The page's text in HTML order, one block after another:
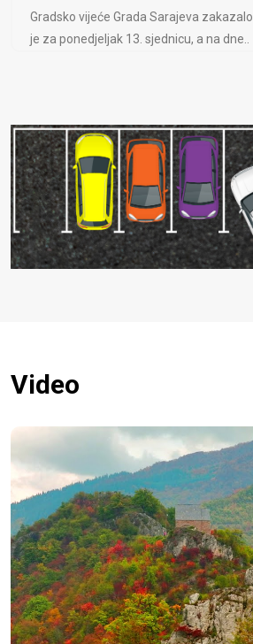
Gradsko vijeće Grada Sarajeva zakazalo
je za ponedjeljak 13. sjednicu, a na dne..
Video